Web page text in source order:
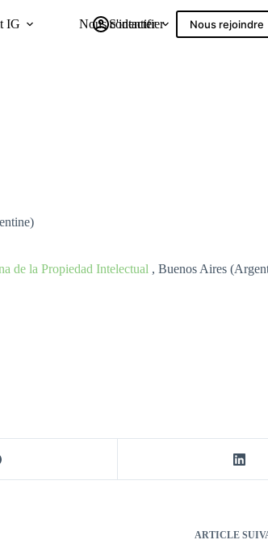
IG Nous contacter
S'identifier Nous rejoindre
de la Propiedad Intelectual , Buenos Aires
ARTICLE